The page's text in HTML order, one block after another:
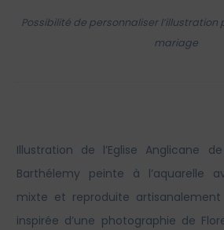
Possibilité de personnaliser
mariage
Illustration de l’Eglise Anglicane
Barthélemy peinte à l’aquarelle
mixte et reproduite
inspirée d’une photographie de